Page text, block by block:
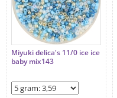
Miyuki delica's 11/0 ice ice
baby mix143